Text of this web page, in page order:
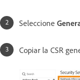
Seleccione
Copiar la CSR